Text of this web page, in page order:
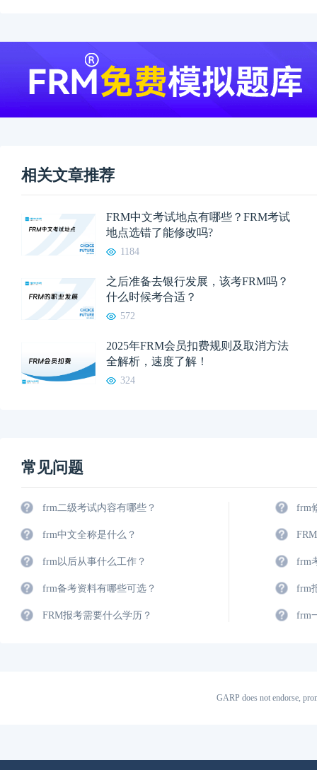
相关文章推荐
FRM中文考试地点有哪些？FRM考试
地点选错了能修改吗?
1184
之后准备去银行发展，该考FRM吗？
什么时候考合适？
572
2025年FRM会员扣费规则及取消方法
全解析，速度了解！
324
常见问题
frm二级考试内容有哪些？
frm中文全称是什么？
frm以后从事什么工作？
frm备考资料有哪些可选？
FRM报考需要什么学历？
frm
frm
frm
frm
GARP does not endorse,